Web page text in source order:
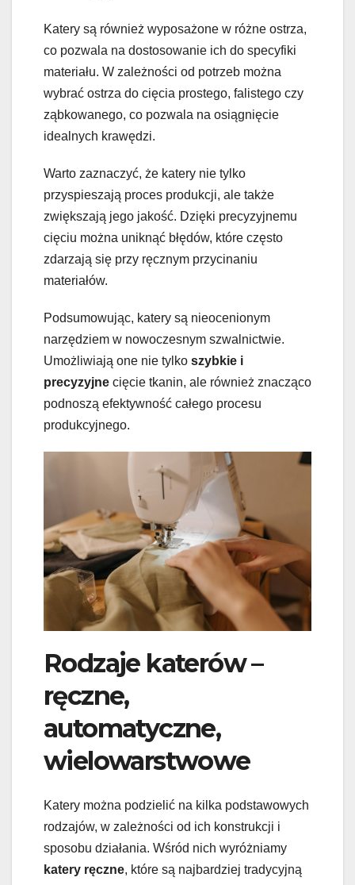
Katery są również wyposażone w różne ostrza,
co pozwala na dostosowanie ich do specyfiki
materiału. W zależności od potrzeb można
wybrać ostrza do cięcia prostego, falistego czy
ząbkowanego, co pozwala na osiągnięcie
idealnych krawędzi.
Warto zaznaczyć, że katery nie tylko
przyspieszają proces produkcji, ale także
zwiększają jego jakość. Dzięki precyzyjnemu
cięciu można uniknąć błędów, które często
zdarzają się przy ręcznym przycinaniu
materiałów.
Podsumowując, katery są nieocenionym
narzędziem w nowoczesnym szwalnictwie.
Umożliwiają one nie tylko szybkie i
precyzyjne cięcie tkanin, ale również znacząco
podnoszą efektywność całego procesu
produkcyjnego.
Rodzaje katerów –
ręczne,
automatyczne,
wielowarstwowe
Katery można podzielić na kilka podstawowych
rodzajów, w zależności od ich konstrukcji i
sposobu działania. Wśród nich wyróżniamy
katery ręczne, które są najbardziej tradycyjną